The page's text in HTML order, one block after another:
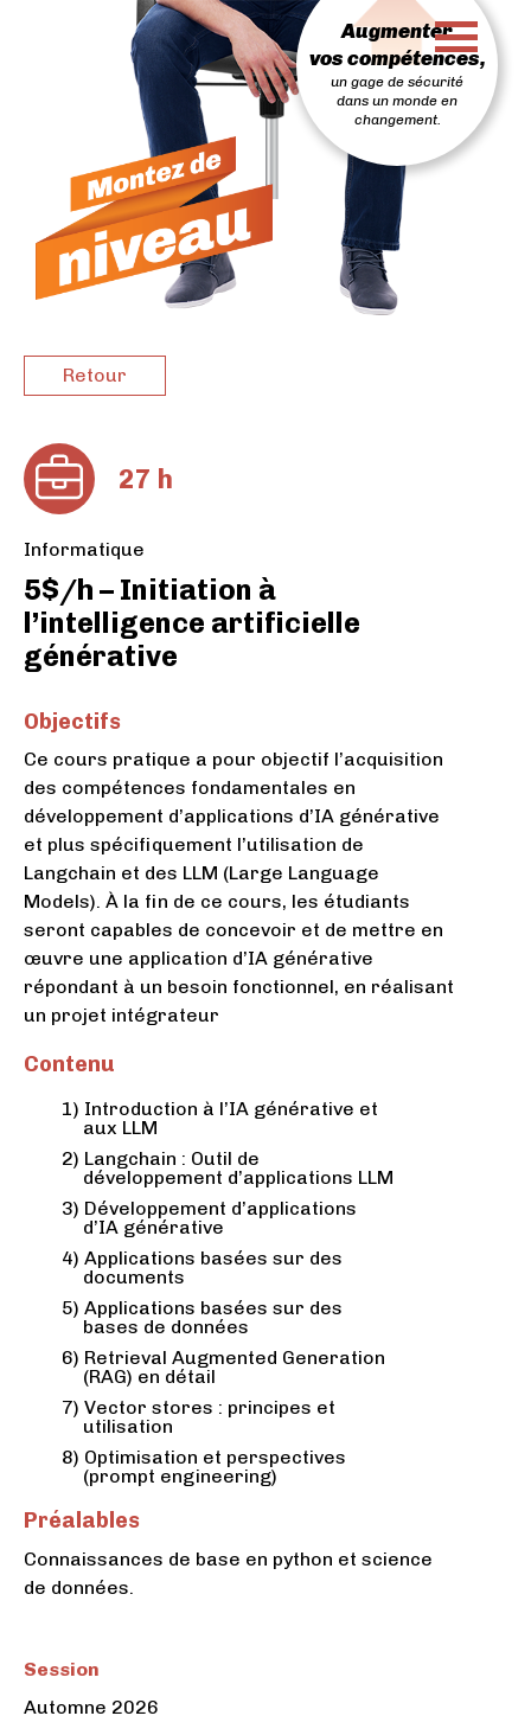
Augmenter
vos compétences,
un gage de sécurité
dans un monde en
changement.
Retour
27 h
Informatique
5$/h – Initiation à
l’intelligence artificielle
générative
Objectifs
Ce cours pratique a pour objectif l’acquisition
des compétences fondamentales en
développement d’applications d’IA générative
et plus spécifiquement l’utilisation de
Langchain et des LLM (Large Language
Models). À la fin de ce cours, les étudiants
seront capables de concevoir et de mettre en
œuvre une application d’IA générative
répondant à un besoin fonctionnel, en réalisant
un projet intégrateur
Contenu
Introduction à l’IA générative et
aux LLM
Langchain : Outil de
développement d’applications LLM
Développement d’applications
d’IA générative
Applications basées sur des
documents
Applications basées sur des
bases de données
Retrieval Augmented Generation
(RAG) en détail
Vector stores : principes et
utilisation
Optimisation et perspectives
(prompt engineering)
Préalables
Connaissances de base en python et science
de données.
Session
Automne 2026